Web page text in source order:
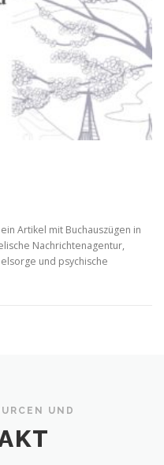
Artikel mit Buchauszügen in
Nachrichtenagentur,
und psychische
UND